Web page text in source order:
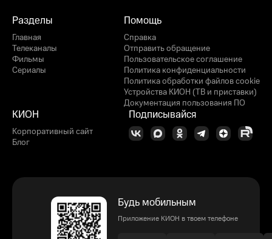
Разделы
Главная
Телеканалы
Фильмы
Сериалы
Помощь
Справка
Отправить обращение
Пользовательское соглашение
Политика конфиденциальности
Политика обработки файлов cookie
Устройства КИОН (ТВ и приставки)
Документация пользования ПО
КИОН
Корпоративный сайт
Блог
Подписывайся
Будь мобильным
Приложение КИОН в твоем телефоне